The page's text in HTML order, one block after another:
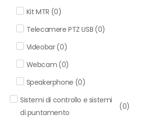
Kit MTR (0)
Telecamere PTZ USB (0)
Videobar(0)
Webcam (0)
Speakerphone (0)
Sistemi di controllo e sistemi
di puntamento
(0)